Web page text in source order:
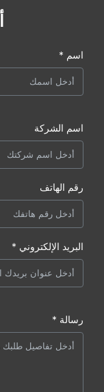
اسم *
اسم الشركة
رقم الهاتف
البريد الإلكتروني *
رسالة *